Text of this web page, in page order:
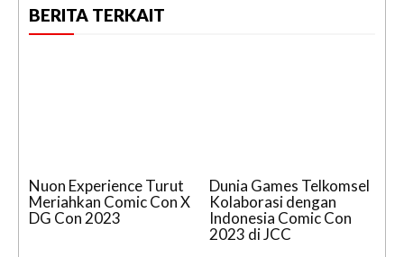
BERITA TERKAIT
Nuon Experience Turut
Meriahkan Comic Con X
DG Con 2023
Dunia Games Telkomsel
Kolaborasi dengan
Indonesia Comic Con
2023 di JCC